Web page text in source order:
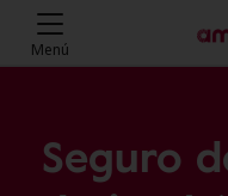
Menú
Seguro